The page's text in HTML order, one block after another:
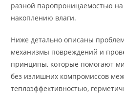
разной паропроницаемостью
накоплению влаги.
Ниже детально описаны
механизмы повреждений и
принципы, которые помогают
без излишних компромиссов
теплоэффективностью,